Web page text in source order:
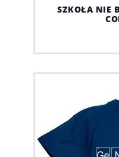
SZKOŁA NIE